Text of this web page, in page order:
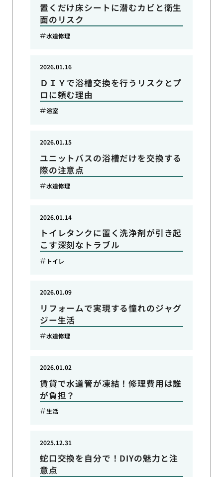
置くだけ床シートに潜むカビと衛生
面のリスク
水道修理
ＤＩＹで浴槽交換を行うリスクとプ
ロに頼む理由
2026.01.16
浴室
ユニットバスの浴槽だけを交換する
際の注意点
2026.01.15
水道修理
トイレタンクに置く洗浄剤が引き起
こす深刻なトラブル
2026.01.14
トイレ
リフォームで実現する憧れのジャグ
ジー生活
2026.01.09
水道修理
賃貸で水道管が凍結！修理費用は誰
が負担？
2026.01.02
生活
蛇口交換を自分で！DIYの魅力と注
意点
2025.12.31